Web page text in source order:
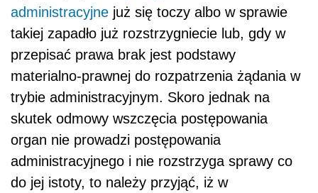
administracyjne już się toczy albo w sprawie
takiej zapadło już rozstrzygniecie lub, gdy w
przepisać prawa brak jest podstawy
materialno-prawnej do rozpatrzenia żądania w
trybie administracyjnym. Skoro jednak na
skutek odmowy wszczęcia postępowania
organ nie prowadzi postępowania
administracyjnego i nie rozstrzyga sprawy co
do jej istoty, to należy przyjąć, iż w